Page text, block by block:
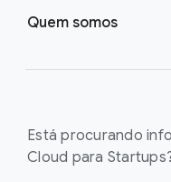
Quem somos
Está procurando
Cloud para